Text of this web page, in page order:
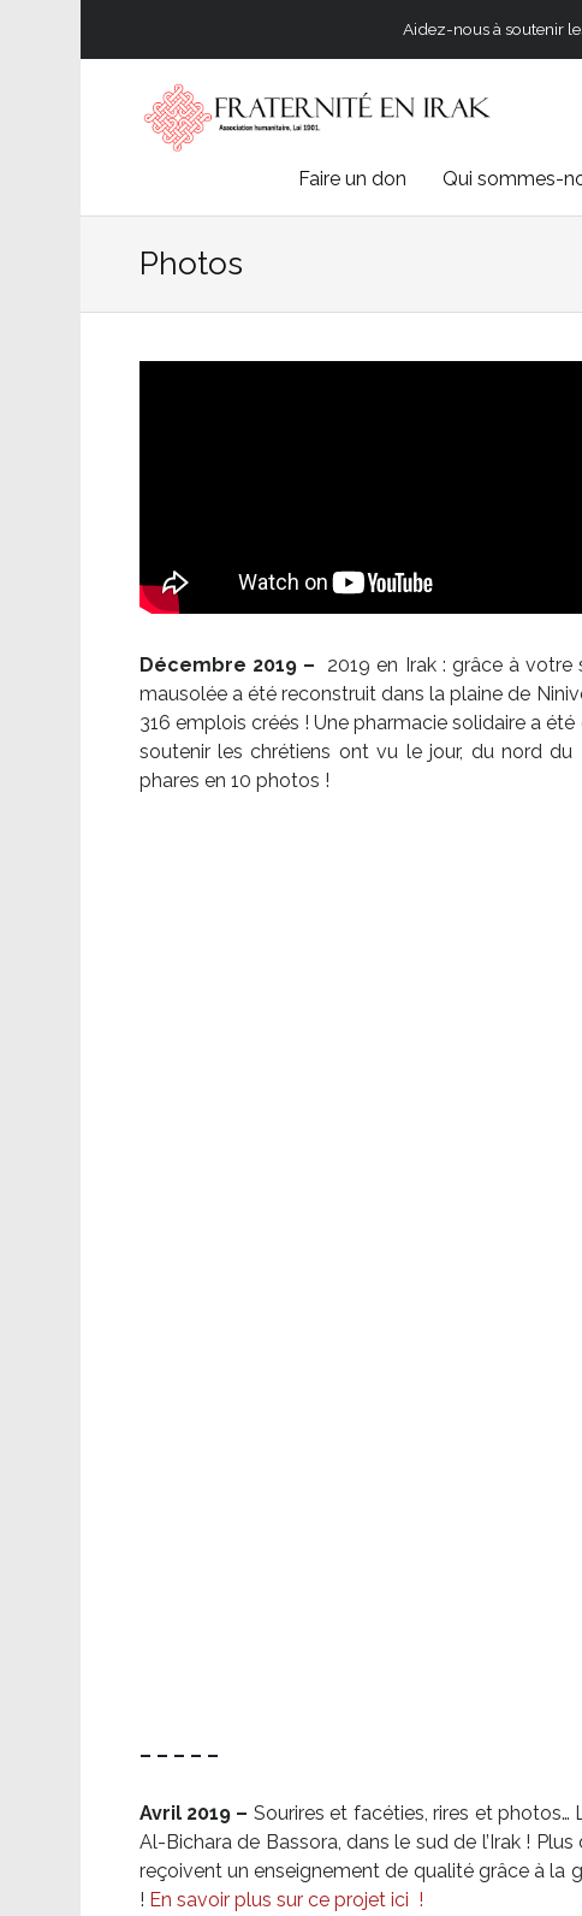
Aidez-nous à soutenir
Faire un don Qui sommes-
Photos
Décembre 2019 – 2019 en Irak : grâce à
mausolée a été reconstruit dans la plaine de
316 emplois créés ! Une pharmacie solidaire a
soutenir les chrétiens ont vu le jour, du nord du
phares en 10 photos !
– – – – –
Avril 2019 – Sourires et facéties, rires et photos…
Al-Bichara de Bassora, dans le sud de l’Irak !
reçoivent un enseignement de qualité grâce à la
! En savoir plus sur ce projet ici !